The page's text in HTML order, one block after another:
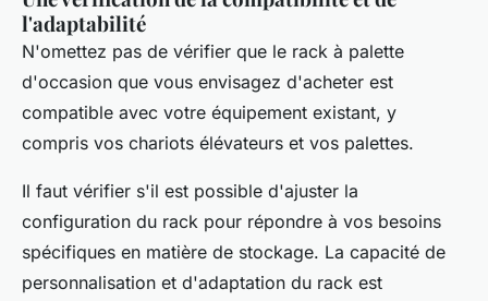
l'adaptabilité
N'omettez pas de vérifier que le rack à palette
d'occasion que vous envisagez d'acheter est
compatible avec votre équipement existant, y
compris vos chariots élévateurs et vos palettes.
Il faut vérifier s'il est possible d'ajuster la
configuration du rack pour répondre à vos besoins
spécifiques en matière de stockage. La capacité de
personnalisation et d'adaptation du rack est